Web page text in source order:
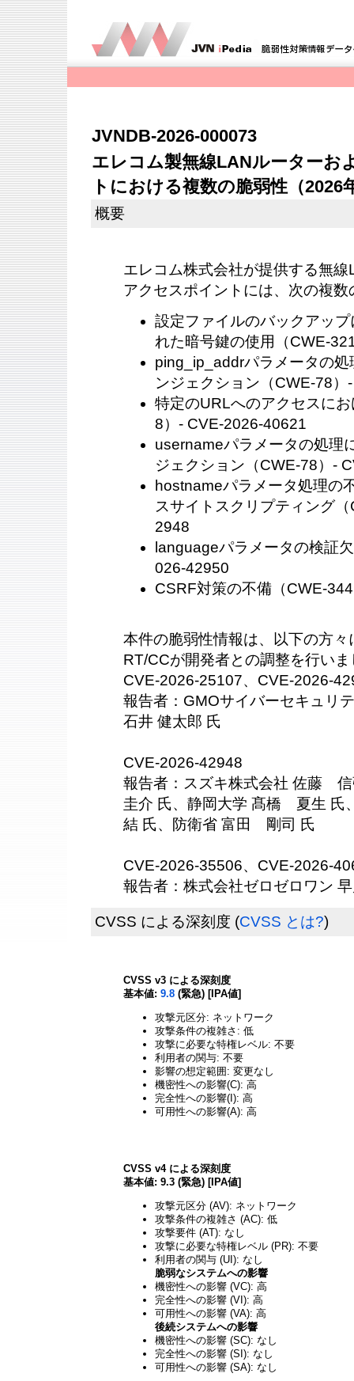
JVNDB-2026-000073
エレコム製無線LANルーターお
トにおける複数の脆弱性（2026
概要
エレコム株式会社が提供する無
アクセスポイントには、次の複
設定ファイルのバックアッ
れた暗号鍵の使用（CWE-
ping_ip_addrパラメータの
ンジェクション（CWE-78
特定のURLへのアクセスに
8）- CVE-2026-40621
usernameパラメータの処理
ジェクション（CWE-78）-
hostnameパラメータ処理の
スサイトスクリプティング
2948
languageパラメータの検証
026-42950
CSRF対策の不備（CWE-
本件の脆弱性情報は、以下の方
RT/CCが開発者との調整を行いま
CVE-2026-25107、CVE-2026-
報告者：GMOサイバーセキュリ
石井 健太郎 氏
CVE-2026-42948
報告者：スズキ株式会社 佐藤
圭介 氏、静岡大学 髙橋 夏生 氏
結 氏、防衛省 富田 剛司 氏
CVE-2026-35506、CVE-2026-
報告者：株式会社ゼロゼロワン
CVSS による深刻度 (CVSS とは?)
CVSS v3 による深刻度
基本値: 9.8 (緊急) [IPA値]
攻撃元区分: ネットワーク
攻撃条件の複雑さ: 低
攻撃に必要な特権レベル: 不要
利用者の関与: 不要
影響の想定範囲: 変更なし
機密性への影響(C): 高
完全性への影響(I): 高
可用性への影響(A): 高
CVSS v4 による深刻度
基本値: 9.3 (緊急) [IPA値]
攻撃元区分 (AV): ネットワーク
攻撃条件の複雑さ (AC): 低
攻撃要件 (AT): なし
攻撃に必要な特権レベル (PR): 不要
利用者の関与 (UI): なし
脆弱なシステムへの影響
機密性への影響 (VC): 高
完全性への影響 (VI): 高
可用性への影響 (VA): 高
後続システムへの影響
機密性への影響 (SC): なし
完全性への影響 (SI): なし
可用性への影響 (SA): なし